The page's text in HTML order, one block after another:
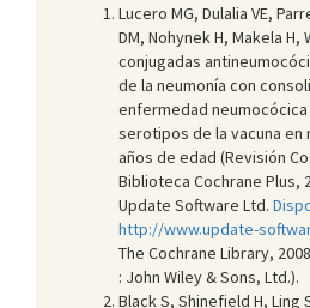
Lucero MG, Dulalia VE,
DM, Nohynek H, Makela H,
conjugadas
de la neumonía con
enfermedad
serotipos de la vacuna en
años de edad (Revisión
Biblioteca Cochrane Plus,
Update Software Ltd.
http://www.update-
The Cochrane Library,
: John Wiley & Sons, Ltd.).
Black S, Shinefield H, Ling